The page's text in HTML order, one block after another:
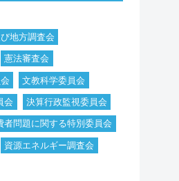
地方調査会
憲法審査会
文教科学委員会
会
決算行政監視委員会
者問題に関する特別委員会
資源エネルギー調査会